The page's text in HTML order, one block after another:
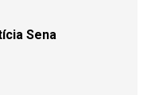
Sena